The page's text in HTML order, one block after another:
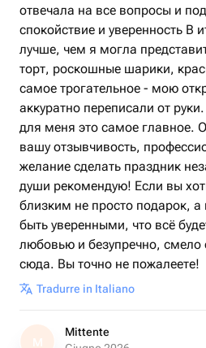
отвечала на все вопросы и
спокойствие и уверенность В
лучше, чем я могла
торт, роскошные шарики,
самое трогательное - мою
аккуратно переписали от
для меня это самое главное.
вашу отзывчивость,
желание сделать праздник
души рекомендую! Если вы
близким не просто подарок,
быть уверенными, что всё
любовью и безупречно,
сюда. Вы точно не пожалеете!
Tradurre in Italiano
M
Mittente